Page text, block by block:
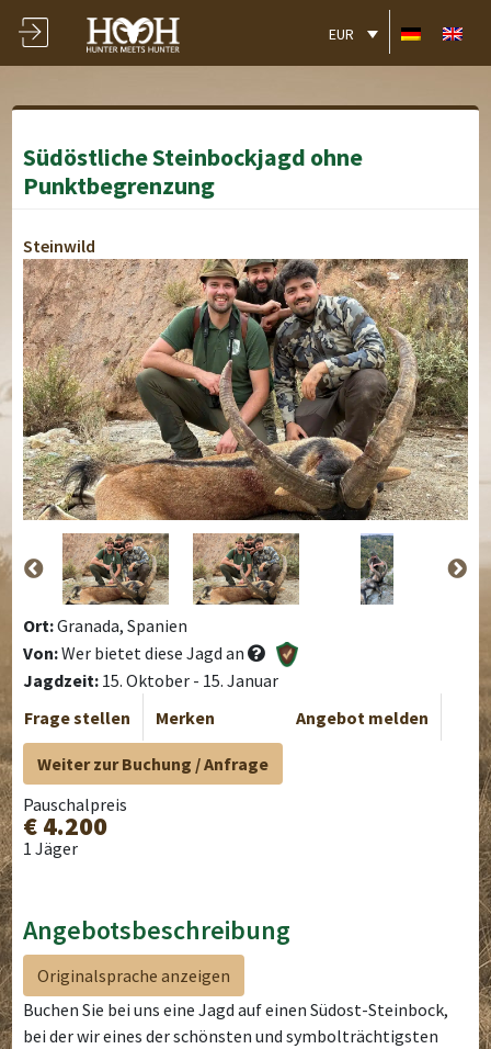
EUR
Südöstliche Steinbockjagd ohne
Punktbegrenzung
Steinwild
Ort:Granada, Spanien
Von:Wer bietet diese Jagd an
Jagdzeit: 15. Oktober - 15. Januar
Frage stellen
Merken Angebot melden
Weiter zur Buchung / Anfrage
Pauschalpreis
€ 4.200
1 Jäger
Angebotsbeschreibung
Originalsprache anzeigen
Buchen Sie bei uns eine Jagd auf einen Südost-Steinbock,
bei der wir eines der schönsten und symbolträchtigsten